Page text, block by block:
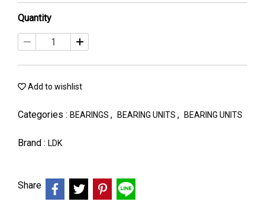
Quantity
Add to wishlist
Categories : BEARINGS , BEARING UNITS , BEARING UNITS
Brand : LDK
Share